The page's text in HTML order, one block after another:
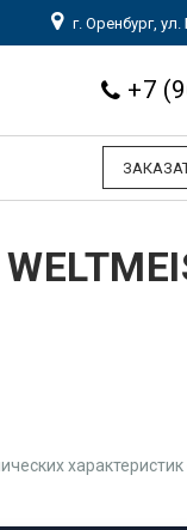
г. Оренбург,
+7
характеристик